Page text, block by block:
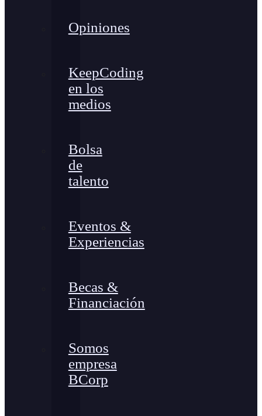
Opiniones
KeepCoding
en los
medios
Bolsa
de
talento
Eventos &
Experiencias
Becas &
Financiación
Somos
empresa
BCorp